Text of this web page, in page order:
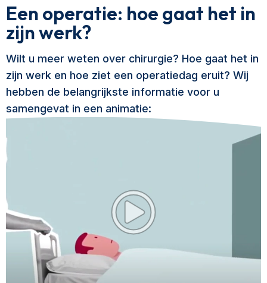
Een operatie: hoe gaat het in
zijn werk?
Wilt u meer weten over chirurgie? Hoe gaat het in
zijn werk en hoe ziet een operatiedag eruit? Wij
hebben de belangrijkste informatie voor u
samengevat in een animatie: